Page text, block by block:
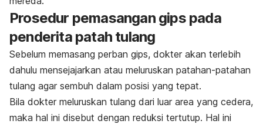
Prosedur pemasangan gips pada
penderita patah tulang
Sebelum memasang perban gips, dokter akan terlebih
dahulu mensejajarkan atau meluruskan patahan-patahan
tulang agar sembuh dalam posisi yang tepat.
Bila dokter meluruskan tulang dari luar area yang cedera,
maka hal ini disebut dengan reduksi tertutup. Hal ini